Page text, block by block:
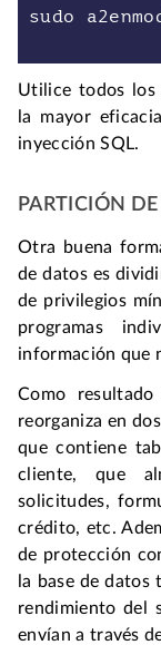
Utilice todos los
la mayor
inyección SQL.
PARTICIÓN
Otra buena
de datos es
de privilegios
programas
información que
Como
reorganiza en
que contiene
cliente, que
solicitudes,
crédito, etc.
de protección
la base de
rendimiento del
envían a través